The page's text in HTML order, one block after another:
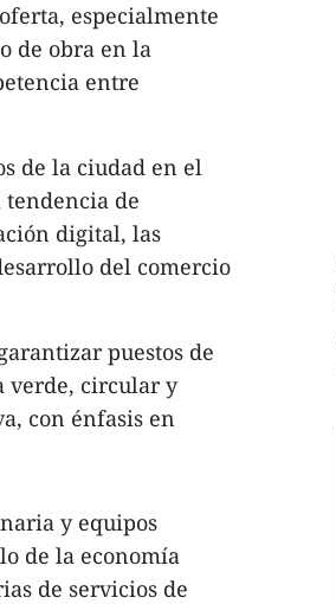
especialmente
de obra en la
entre
de la ciudad en el
tendencia de
digital, las
del comercio
puestos de
verde, circular y
con énfasis en
y equipos
de la economía
de servicios de